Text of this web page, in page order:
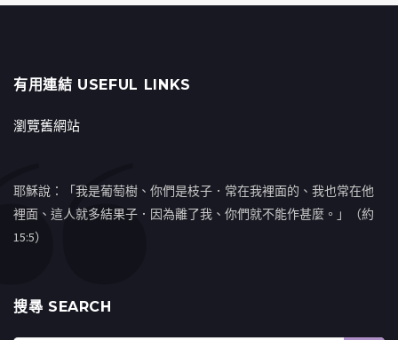
有用連結 USEFUL LINKS
瀏覽舊網站
耶穌說：「我是葡萄樹、你們是枝子．常在我裡面的、我也常在他
裡面、這人就多結果子．因為離了我、你們就不能作甚麼。」（約
15:5）
搜㝷 SEARCH